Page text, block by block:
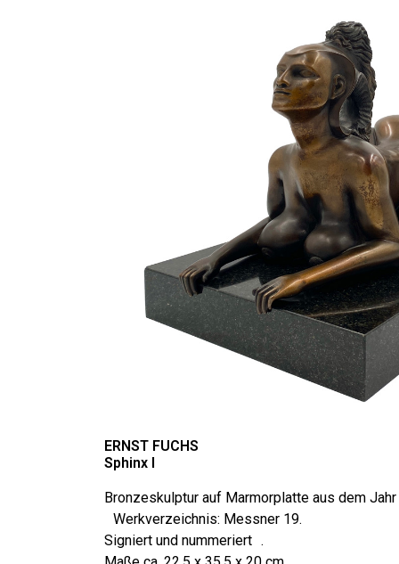
ERNST FUCHS
Sphinx I
Bronzeskulptur auf Marmorplatte aus dem
Werkverzeichnis: Messner 19.
Signiert und nummeriert .